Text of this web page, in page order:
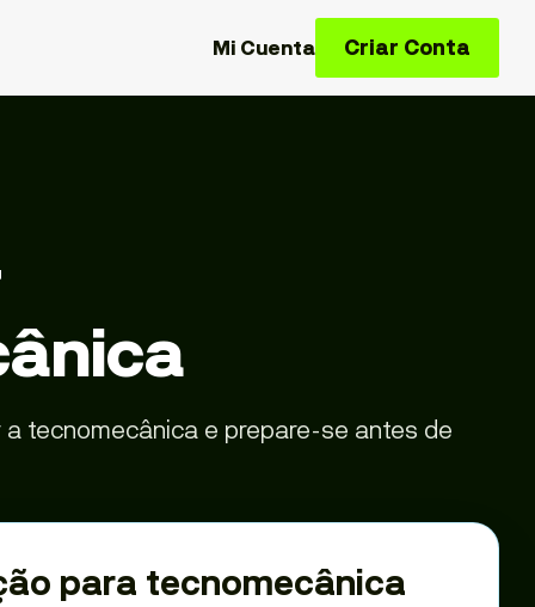
Mi Cuenta Criar Conta
tecnomecânica e prepare-se antes de
para tecnomecânica